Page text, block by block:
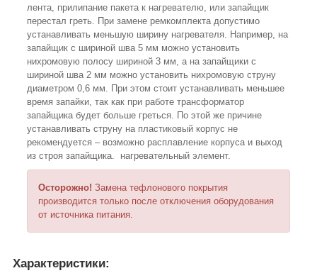
лента, прилипание пакета к нагревателю, или запайщик
перестал греть. При замене ремкомплекта допустимо
устанавливать меньшую ширину нагревателя. Например, на
запайщик с шириной шва 5 мм можно установить
нихромовую полосу шириной 3 мм, а на запайщики с
шириной шва 2 мм можно установить нихромовую струну
диаметром 0,6 мм. При этом стоит устанавливать меньшее
время запайки, так как при работе трансформатор
запайщика будет больше греться. По этой же причине
устанавливать струну на пластиковый корпус не
рекомендуется – возможно расплавление корпуса и выход
из строя запайщика. нагревательный элемент.
Осторожно! Замена тефлонового покрытия
производится только после отключения оборудования
от источника питания.
Характеристики: